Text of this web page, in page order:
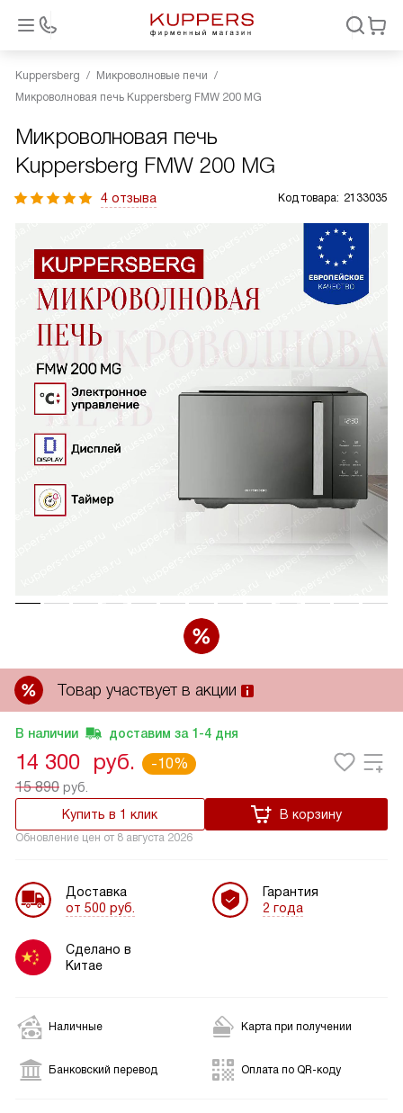
Kuppersberg
Микроволновые печи
Микроволновая печь Kuppersberg FMW 200 MG
Микроволновая печь
Kuppersberg FMW 200 MG
4 отзыва Код товара: 2133035
Товар участвует в акции
В наличии доставим за 1-4 дня
14 300 руб.
-10%
15 890 руб.
Купить в 1 клик
В корзину
Обновление цен от 8 августа 2026
Доставка
от 500 руб.
Гарантия
2 года
Сделано в
Китае
Наличные Карта при получении
Банковский перевод Оплата по QR-коду